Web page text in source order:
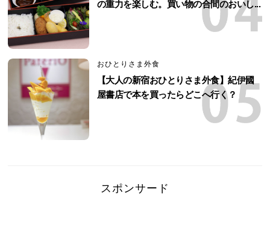
の重力を楽しむ。買い物の合間のおいし...
おひとりさま外食
【大人の新宿おひとりさま外食】紀伊國
屋書店で本を買ったらどこへ行く？
スポンサード